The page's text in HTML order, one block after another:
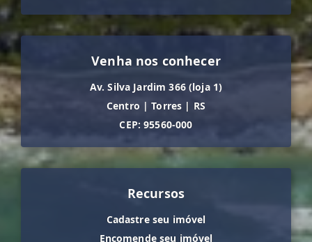
Venha nos conhecer
Av. Silva Jardim 366 (loja 1)
Centro | Torres | RS
CEP: 95560-000
Recursos
Cadastre seu imóvel
Encomende seu imóvel